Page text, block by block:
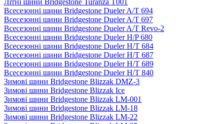
Літні шини Bridgestone Turanza T001
Всесезонні шини Bridgestone Dueler A/T 694
Всесезонні шини Bridgestone Dueler A/T 697
Всесезонні шини Bridgestone Dueler A/T Revo-2
Всесезонні шини Bridgestone Dueler H/P 680
Всесезонні шини Bridgestone Dueler H/T 684
Всесезонні шини Bridgestone Dueler H/T 687
Всесезонні шини Bridgestone Dueler H/T 689
Всесезонні шини Bridgestone Dueler H/T 840
Зимові шини Bridgestone Blizzak DMZ-3
Зимові шини Bridgestone Blizzak Ice
Зимові шини Bridgestone Blizzak LM-001
Зимові шини Bridgestone Blizzak LM-18
Зимові шини Bridgestone Blizzak LM-22